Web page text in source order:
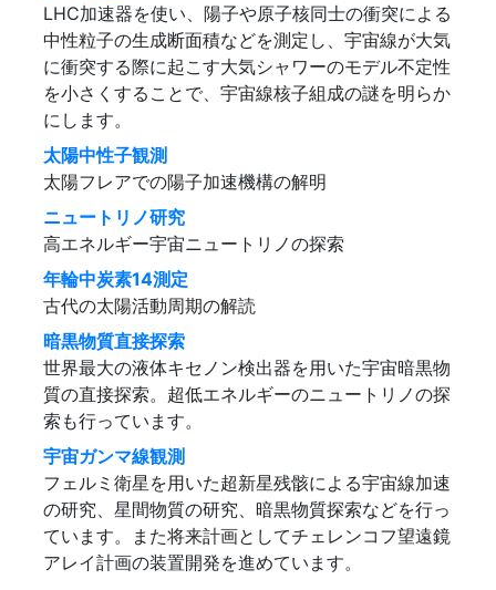
LHC加速器を使い、陽子や原子核同士の衝突による
中性粒子の生成断面積などを測定し、宇宙線が大気
に衝突する際に起こす大気シャワーのモデル不定性
を小さくすることで、宇宙線核子組成の謎を明らか
にします。
太陽中性子観測
太陽フレアでの陽子加速機構の解明
ニュートリノ研究
高エネルギー宇宙ニュートリノの探索
年輪中炭素14測定
古代の太陽活動周期の解読
暗黒物質直接探索
世界最大の液体キセノン検出器を用いた宇宙暗黒物
質の直接探索。超低エネルギーのニュートリノの探
索も行っています。
宇宙ガンマ線観測
フェルミ衛星を用いた超新星残骸による宇宙線加速
の研究、星間物質の研究、暗黒物質探索などを行っ
ています。また将来計画としてチェレンコフ望遠鏡
アレイ計画の装置開発を進めています。